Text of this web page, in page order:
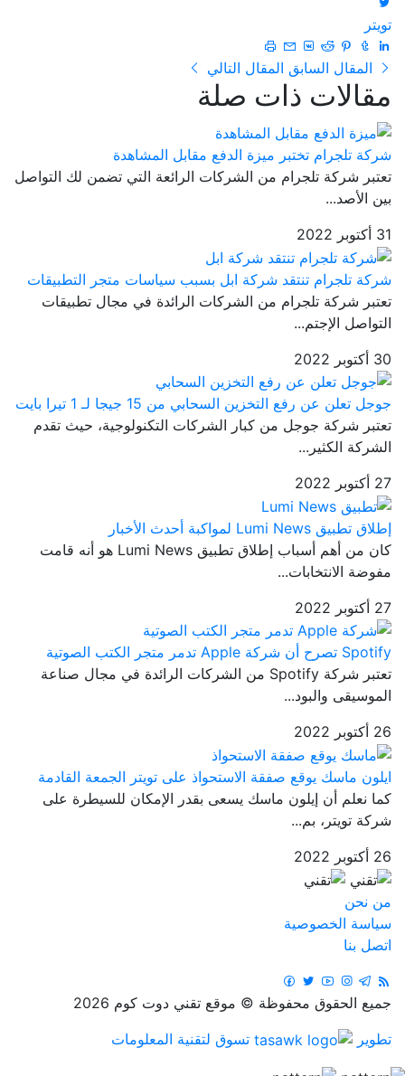
تويتر
المقال السابق المقال التالي
مقالات ذات صلة
شركة تلجرام تختبر ميزة الدفع مقابل المشاهدة
تعتبر شركة تلجرام من الشركات الرائعة التي تضمن لك التواصل
بين الأصد...
31 أكتوبر 2022
شركة تلجرام تنتقد شركة ابل بسبب سياسات متجر التطبيقات
تعتبر شركة تلجرام من الشركات الرائدة في مجال تطبيقات
التواصل الإجتم...
30 أكتوبر 2022
جوجل تعلن عن رفع التخزين السحابي من 15 جيجا لـ 1 تيرا بايت
تعتبر شركة جوجل من كبار الشركات التكنولوجية، حيث تقدم
الشركة الكثير...
27 أكتوبر 2022
إطلاق تطبيق Lumi News لمواكبة أحدث الأخبار
كان من أهم أسباب إطلاق تطبيق Lumi News هو أنه قامت
مفوضة الانتخابات...
27 أكتوبر 2022
Spotify تصرح أن شركة Apple تدمر متجر الكتب الصوتية
تعتبر شركة Spotify من الشركات الرائدة في مجال صناعة
الموسيقى والبود...
26 أكتوبر 2022
ايلون ماسك يوقع صفقة الاستحواذ على تويتر الجمعة القادمة
كما نعلم أن إيلون ماسك يسعى بقدر الإمكان للسيطرة على
شركة تويتر، بم...
26 أكتوبر 2022
من نحن
سياسة الخصوصية
اتصل بنا
جميع الحقوق محفوظة © موقع تقني دوت كوم 2026
تطوير
تسوق لتقنية المعلومات